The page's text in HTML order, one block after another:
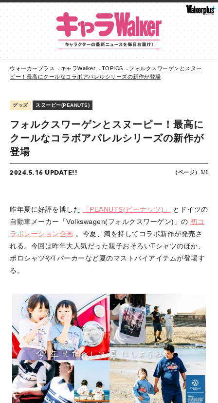
ウォーカープラス キャラWalker TOPICS
フォルクスワーゲンとスヌー
ピー！最高にクールなコラボアパレルシリーズの新作が登場
グッズ スヌーピー(PEANUTS)
フォルクスワーゲンとスヌーピー！最高に
クールなコラボアパレルシリーズの新作が
登場
2024.5.16 UPDATE!! （ページ）1/1
昨年夏に好評を博した 「PEANUTS(ピーナッツ)」
とドイツの
自動車メーカー「Volkswagen(フォルクスワーゲン)」の 初コ
ラボレーション企画 。今夏、満を持してコラボ新作が発売さ
れる。今回は昨年大人気だった親子おそろいTシャツのほか、
ポロシャツやTパーカーなど夏のマストバイアイテムが登場す
る。